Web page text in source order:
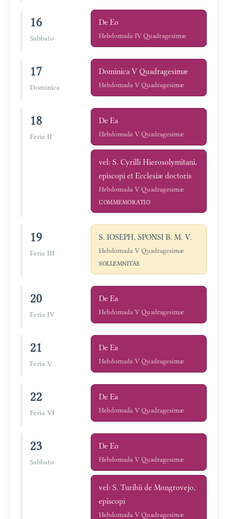
16
Sabbato
De Eo
Hebdomada IV Quadragesimæ
17
Dominica
Dominica V Quadragesimæ
Hebdomada V Quadragesimæ
18
Feria II
De Ea
Hebdomada V Quadragesimæ
vel: S. Cyrilli Hierosolymitani,
episcopi et Ecclesiæ doctoris
Hebdomada V Quadragesimæ
COMMEMORATIO
19
Feria III
S. IOSEPH, SPONSI B. M. V.
Hebdomada V Quadragesimæ
SOLLEMNITAS
20
Feria IV
De Ea
Hebdomada V Quadragesimæ
21
Feria V
De Ea
Hebdomada V Quadragesimæ
22
Feria VI
De Ea
Hebdomada V Quadragesimæ
23
Sabbato
De Eo
Hebdomada V Quadragesimæ
vel: S. Turibii de Mongrovejo,
episcopi
Hebdomada V Quadragesimæ